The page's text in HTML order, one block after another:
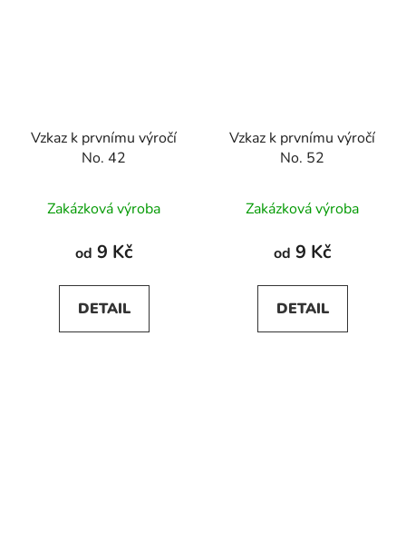
Vzkaz k prvnímu výročí
No. 42
Zakázková výroba
od 9 Kč
DETAIL
Vzkaz k prvnímu výročí
No. 52
Zakázková výroba
od 9 Kč
DETAIL